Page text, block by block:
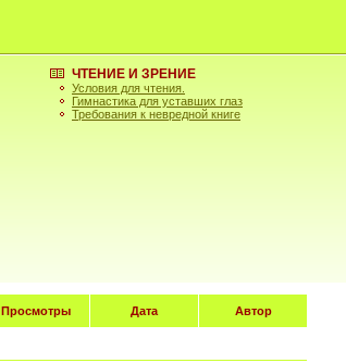
ЧТЕНИЕ И ЗРЕНИЕ
Условия для чтения.
Гимнастика для уставших глаз
Требования к невредной книге
Просмотры Дата Автор